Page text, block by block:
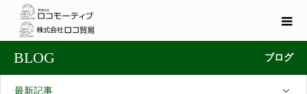
BLOG ブログ
最新記事